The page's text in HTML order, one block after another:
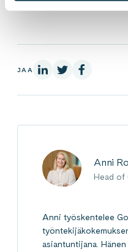
JAA LinkedInissä
X:ssä
Anni
Head of
Anni työskentelee
asiantuntijana.